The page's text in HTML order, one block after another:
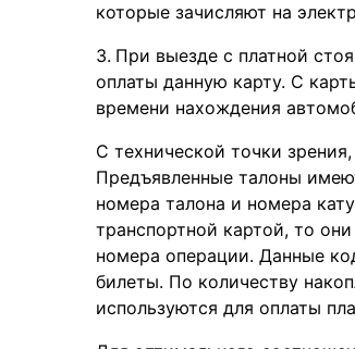
которые зачисляют на
При выезде с платной
оплаты данную карту. С
времени нахождения
С технической точки
Предъявленные талоны
номера талона и номера
транспортной картой, то
номера операции. Данные
билеты. По количеству
используются для оплаты